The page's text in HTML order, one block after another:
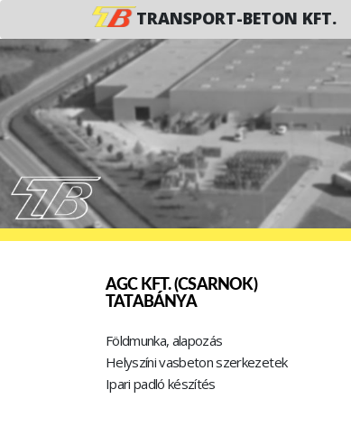
TRANSPORT-BETON KFT.
AGC KFT. (CSARNOK)
TATABÁNYA
Földmunka, alapozás
Helyszíni vasbeton szerkezetek
Ipari padló készítés